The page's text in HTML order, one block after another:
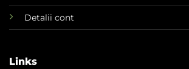
Detalii cont
Links